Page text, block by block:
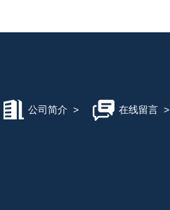
公司简介 > 在线留言>